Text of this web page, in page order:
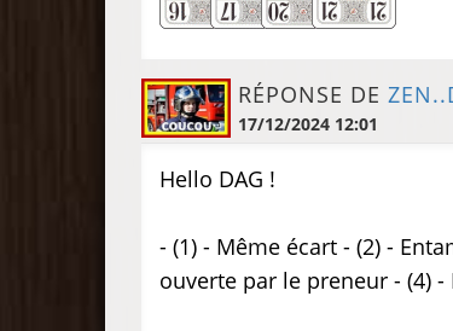
RÉPONSE DE
17/12/2024 12:01
Hello DAG !
- (1) - Même écart - (2) -
ouverte par le preneur - (4) -